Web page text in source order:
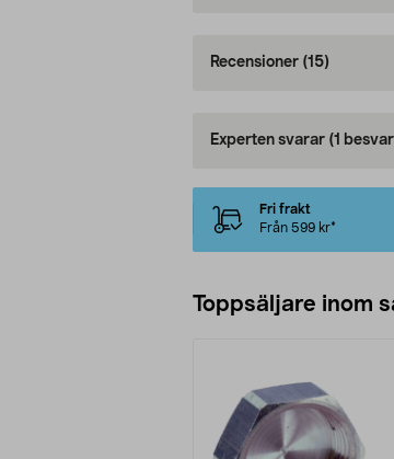
Recensioner (15)
Experten svarar (1
Fri frakt
Från 599 kr*
Toppsäljare inom